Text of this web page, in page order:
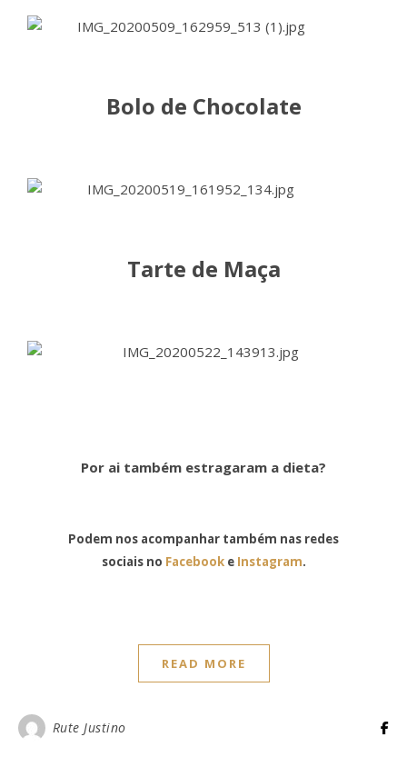
Bolo de Chocolate
Tarte de Maça
Por ai também estragaram a dieta?
Podem nos acompanhar também nas redes
sociais no Facebooke Instagram.
READ MORE
Rute Justino